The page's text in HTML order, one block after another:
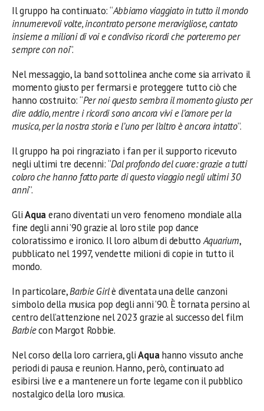
Il gruppo ha continuato: “Abbiamo viaggiato in tutto il mondo
innumerevoli volte, incontrato persone meravigliose, cantato
insieme a milioni di voi e condiviso ricordi che porteremo per
sempre con noi”.
Nel messaggio, la band sottolinea anche come sia arrivato il
momento giusto per fermarsi e proteggere tutto ciò che
hanno costruito: “Per noi questo sembra il momento giusto per
dire addio, mentre i ricordi sono ancora vivi e l’amore per la
musica, per la nostra storia e l’uno per l’altro è ancora intatto”.
Il gruppo ha poi ringraziato i fan per il supporto ricevuto
negli ultimi tre decenni: “Dal profondo del cuore: grazie a tutti
coloro che hanno fatto parte di questo viaggio negli ultimi 30
anni”.
GliAquaerano diventati un vero fenomeno mondiale alla
fine degli anni ’90 grazie al loro stile pop dance
coloratissimo e ironico. Il loro album di debuttoAquarium,
pubblicato nel 1997, vendette milioni di copie in tutto il
mondo.
In particolare,Barbie Girlè diventata una delle canzoni
simbolo della musica pop degli anni ’90. È tornata persino al
centro dell’attenzione nel 2023 grazie al successo del film
Barbiecon Margot Robbie.
Nel corso della loro carriera, gliAquahanno vissuto anche
periodi di pausa e reunion. Hanno, però, continuato ad
esibirsi live e a mantenere un forte legame con il pubblico
nostalgico della loro musica.